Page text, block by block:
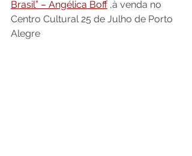
Brasil” – Angélica Boff ,à venda no
Centro Cultural 25 de Julho de Porto
Alegre